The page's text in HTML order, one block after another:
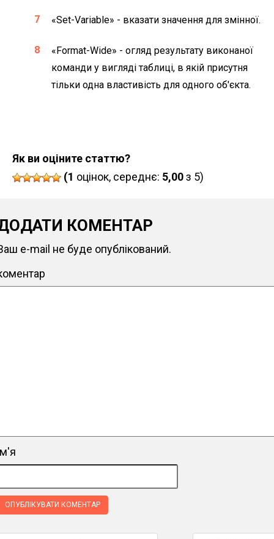
«Set-Variable» - вказати значення для змінної.
«Format-Wide» - огляд результату виконаної
команди у вигляді таблиці, в якій присутня
тільки одна властивість для одного об'єкта.
Як ви оціните статтю?
(1 оцінок, середнє: 5,00з 5)
КОМЕНТАР
e-mail не буде опублікований.